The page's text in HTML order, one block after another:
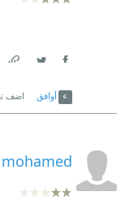
أوافق اضف